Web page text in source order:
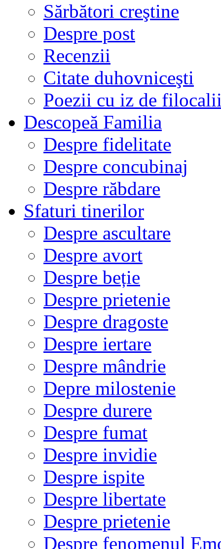
Sărbători creştine
Despre post
Recenzii
Citate duhovniceşti
Poezii cu iz de
Descopeă Familia
Despre fidelitate
Despre concubinaj
Despre răbdare
Sfaturi tinerilor
Despre ascultare
Despre avort
Despre beție
Despre prietenie
Despre dragoste
Despre iertare
Despre mândrie
Depre milostenie
Despre durere
Despre fumat
Despre invidie
Despre ispite
Despre libertate
Despre prietenie
Despre fenomenul